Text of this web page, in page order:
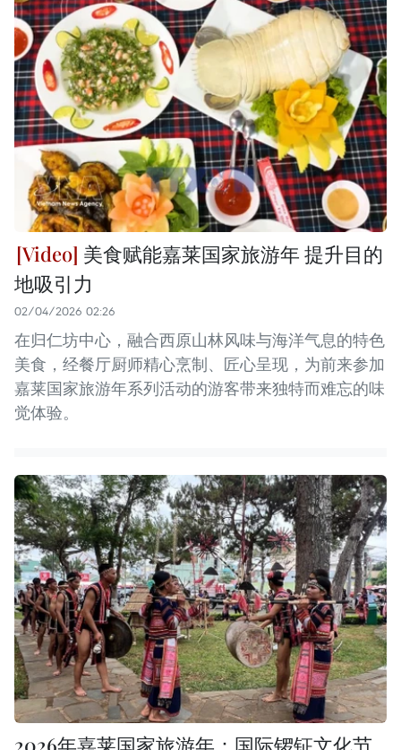
美食赋能嘉莱国家旅游年 提升目的
地吸引力
02/04/2026 02:26
在归仁坊中心，融合西原山林风味与海洋气息的特色
美食，经餐厅厨师精心烹制、匠心呈现，为前来参加
嘉莱国家旅游年系列活动的游客带来独特而难忘的味
觉体验。
2026年嘉莱国家旅游年：国际锣钲文化节